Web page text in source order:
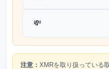
💸
注意： XMRを取り扱っている